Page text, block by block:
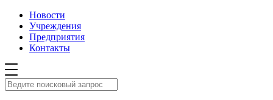
Новости
Учреждения
Предприятия
Контакты